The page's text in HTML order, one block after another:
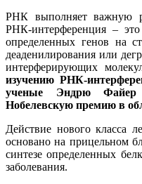
РНК выполняет важную
РНК-интерференция – это
определенных генов на
деаденилирования или
интерферирующих
изучению РНК-
ученые Эндрю
Нобелевскую премию в
Действие нового класса
основано на прицельном
синтезе определенных
заболевания.